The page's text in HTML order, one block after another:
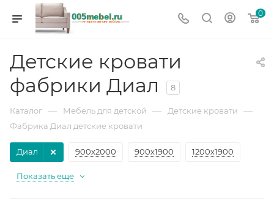
0
Детские кровати
фабрики Диал
8
Каталог — Мебель для детской — Детские кровати —
Фабрика Диал детские кровати
900х2000 900х1900 1200х1900
Диал
Показать еще